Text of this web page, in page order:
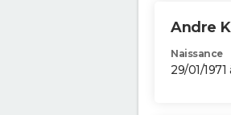
Andre
Naissance
29/01/1971